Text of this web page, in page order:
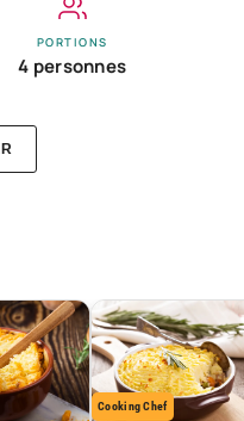
PORTIONS
4 personnes
Cooking Chef